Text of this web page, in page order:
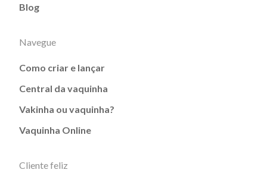
Blog
Navegue
Como criar e lançar
Central da vaquinha
Vakinha ou vaquinha?
Vaquinha Online
Cliente feliz